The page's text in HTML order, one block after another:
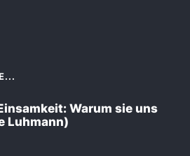
Warum sie uns
Luhmann)